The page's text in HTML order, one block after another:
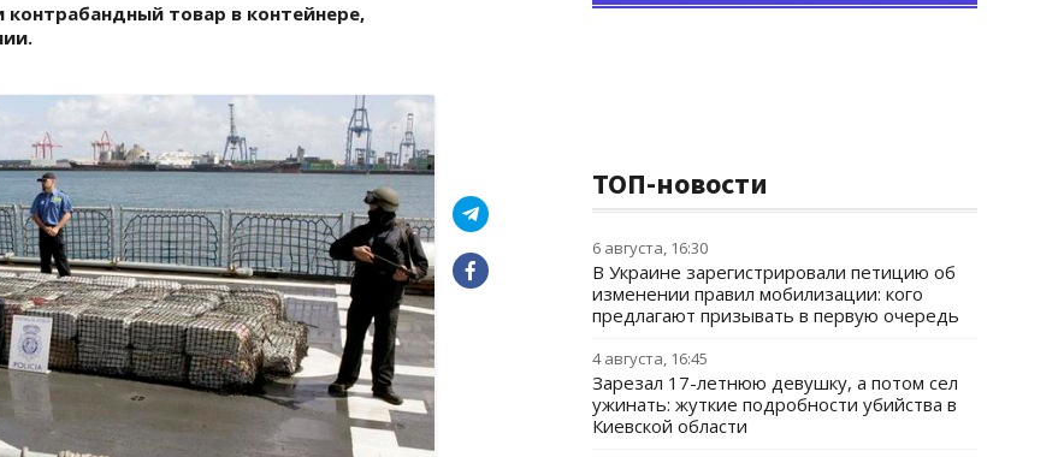
товар в контейнере,
ТОП-новости
6 августа, 16:30
В Украине зарегистрировали петицию об
изменении правил мобилизации: кого
предлагают призывать в первую очередь
4 августа, 16:45
Зарезал 17-летнюю девушку, а потом сел
ужинать: жуткие подробности убийства в
Киевской области